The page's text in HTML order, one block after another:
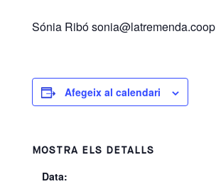
Sónia Ribó sonia@latremenda.coop
Afegeix al calendari
MOSTRA ELS DETALLS
Data: